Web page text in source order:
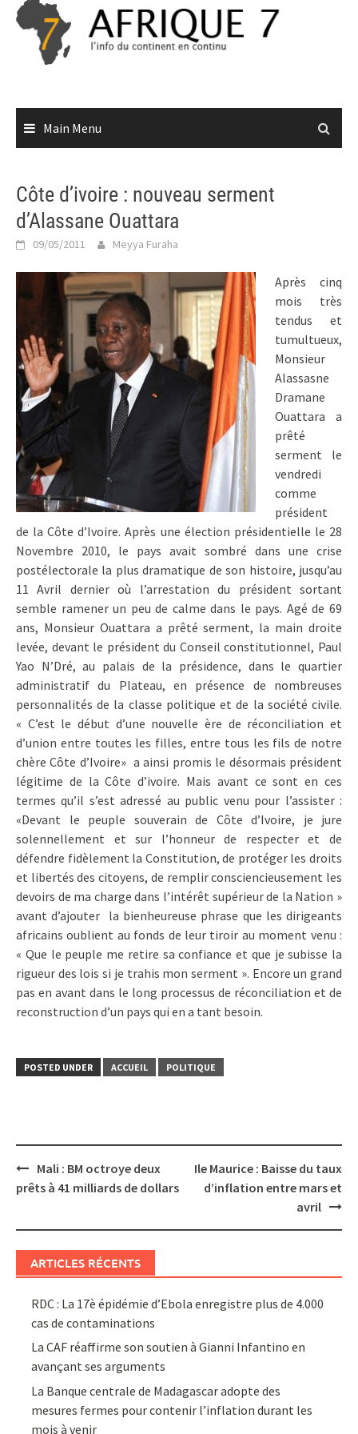
Skip
content
Main Menu
Côte d’ivoire : nouveau serment
d’Alassane Ouattara
09/05/2011 Meyya Furaha
Après cinq
mois très
tendus et
tumultueux,
Monsieur
Alassasne
Dramane
Ouattara a
prêté
serment le
vendredi
comme
président
de la Côte d’Ivoire. Après une élection présidentielle le 28
Novembre 2010, le pays avait sombré dans une crise
postélectorale la plus dramatique de son histoire, jusqu’au
11 Avril dernier où l’arrestation du président sortant
semble ramener un peu de calme dans le pays. Agé de 69
ans, Monsieur Ouattara a prêté serment, la main droite
levée, devant le président du Conseil constitutionnel, Paul
Yao N’Dré, au palais de la présidence, dans le quartier
administratif du Plateau, en présence de nombreuses
personnalités de la classe politique et de la société civile.
« C’est le début d’une nouvelle ère de réconciliation et
d’union entre toutes les filles, entre tous les fils de notre
chère Côte d’Ivoire» a ainsi promis le désormais président
légitime de la Côte d’ivoire. Mais avant ce sont en ces
termes qu’il s’est adressé au public venu pour l’assister :
«Devant le peuple souverain de Côte d’Ivoire, je jure
solennellement et sur l’honneur de respecter et de
défendre fidèlement la Constitution, de protéger les droits
et libertés des citoyens, de remplir consciencieusement les
devoirs de ma charge dans l’intérêt supérieur de la Nation »
avant d’ajouter la bienheureuse phrase que les dirigeants
africains oublient au fonds de leur tiroir au moment venu :
« Que le peuple me retire sa confiance et que je subisse la
rigueur des lois si je trahis mon serment ». Encore un grand
pas en avant dans le long processus de réconciliation et de
reconstruction d’un pays qui en a tant besoin.
POSTED UNDER ACCUEIL POLITIQUE
Post
navigation
Mali : BM octroye deux
prêts à 41 milliards de dollars
Ile Maurice : Baisse du taux
d’inflation entre mars et
avril
ARTICLES RÉCENTS
RDC : La 17è épidémie d’Ebola enregistre plus de 4.000
cas de contaminations
La CAF réaffirme son soutien à Gianni Infantino en
avançant ses arguments
La Banque centrale de Madagascar adopte des
mesures fermes pour contenir l’inflation durant les
mois à venir